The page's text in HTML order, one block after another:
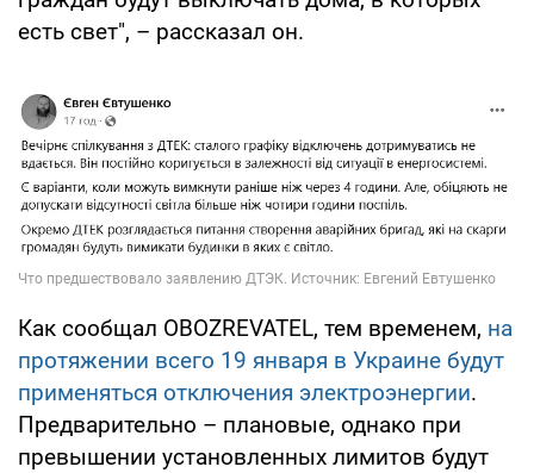
есть свет", – рассказал он.
Как сообщал OBOZREVATEL, тем временем, на
протяжении всего 19 января в Украине будут
применяться отключения электроэнергии.
Предварительно – плановые, однако при
превышении установленных лимитов будут